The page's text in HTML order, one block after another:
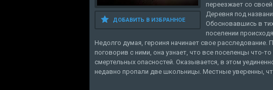
ДОБАВИТЬ В ИЗБРАННОЕ
переезжает со
Деревня под
Обосновавшись в
поселении
Недолго думая, героиня начинает свое
поговорив с ними, она узнает, что все поселенцы
смертельных опасностей. Оказывается, в этом
недавно пропали две школьницы. Местные уверенны,